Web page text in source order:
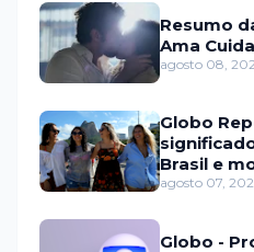
Resumo
Ama
agosto 08,
Globo
Brasil e
agosto 07,
Globo -